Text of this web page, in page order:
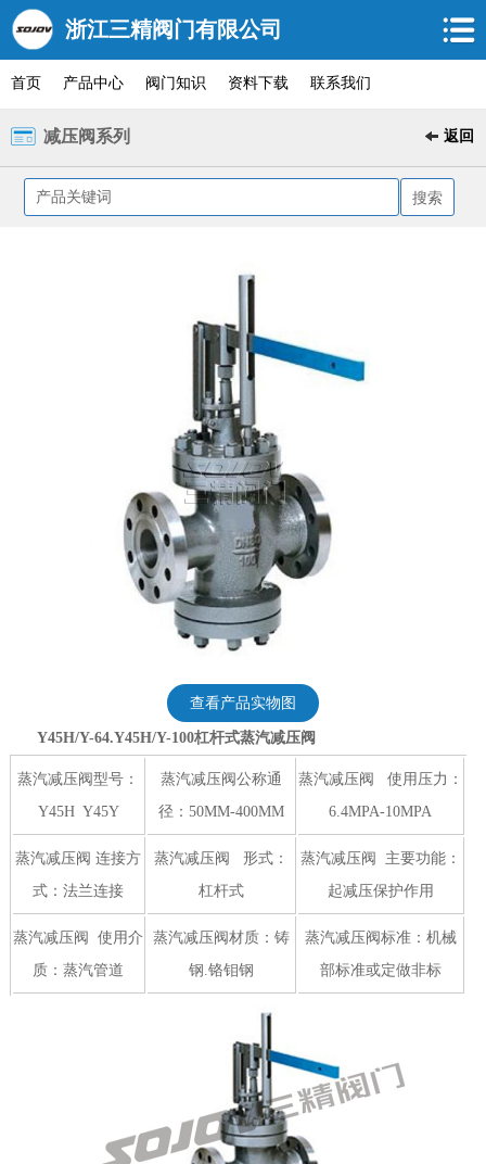
浙江三精阀门有限公司
首页 产品中心 阀门知识 资料下载 联系我们
减压阀系列 返回
查看产品实物图
Y45H/Y-64.Y45H/Y-100杠杆式蒸汽减压阀
蒸汽减压阀型号：
Y45H Y45Y
蒸汽减压阀公称通
径：50MM-400MM
蒸汽减压阀 使用压力：
6.4MPA-10MPA
蒸汽减压阀 连接方
式：法兰连接
蒸汽减压阀 形式：
杠杆式
蒸汽减压阀 主要功能：
起减压保护作用
蒸汽减压阀 使用介
质：蒸汽管道
蒸汽减压阀材质：铸
钢.铬钼钢
蒸汽减压阀标准：机械
部标准或定做非标